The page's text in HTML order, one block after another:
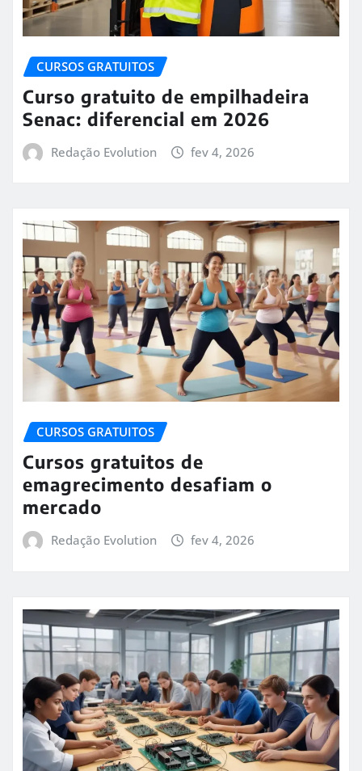
CURSOS GRATUITOS
Curso gratuito de empilhadeira
Senac: diferencial em 2026
Redação Evolution fev 4, 2026
CURSOS GRATUITOS
Cursos gratuitos de
emagrecimento desafiam o
mercado
Redação Evolution fev 4, 2026